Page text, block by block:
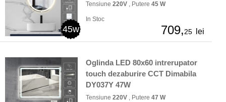
45w
Tensiune 220V , Putere 45 W
In Stoc
709,25 lei
Oglinda LED 80x60 intrerupator
touch dezaburire CCT Dimabila
DY037Y 47W
Tensiune 220V , Putere 47 W